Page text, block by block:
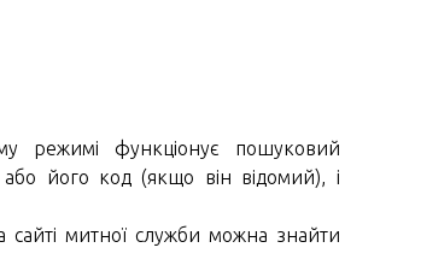
режимі функціонує пошуковий
його код (якщо він відомий), і
сайті митної служби можна знайти